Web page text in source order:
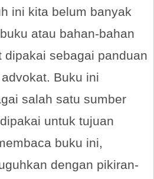
ini kita belum banyak
atau bahan-bahan
dipakai sebagai panduan
Buku ini
salah satu sumber
untuk tujuan
buku ini,
dengan pikiran-